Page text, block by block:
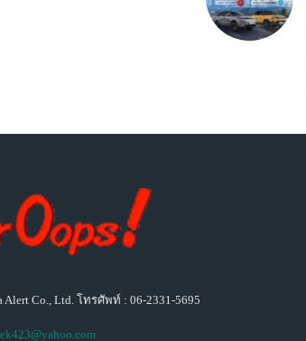
Co., Ltd. โทรศัพท์ : 06-2331-5695